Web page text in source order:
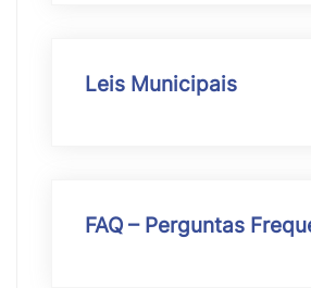
Leis Municipais
FAQ – Perguntas